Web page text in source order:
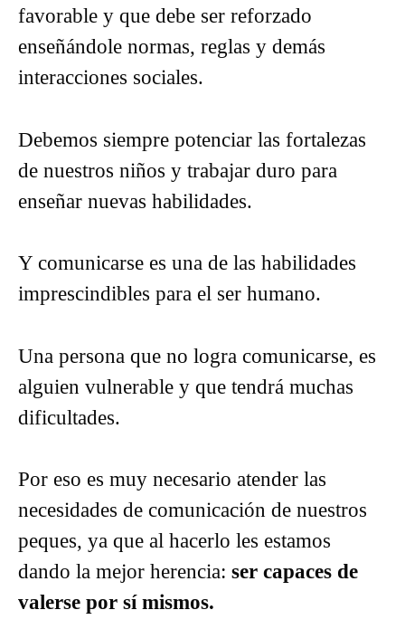
favorable y que debe ser reforzado
enseñándole normas, reglas y demás
interacciones sociales.
Debemos siempre potenciar las fortalezas
de nuestros niños y trabajar duro para
enseñar nuevas habilidades.
Y comunicarse es una de las habilidades
imprescindibles para el ser humano.
Una persona que no logra comunicarse, es
alguien vulnerable y que tendrá muchas
dificultades.
Por eso es muy necesario atender las
necesidades de comunicación de nuestros
peques, ya que al hacerlo les estamos
dando la mejor herencia: ser capaces de
valerse por sí mismos.